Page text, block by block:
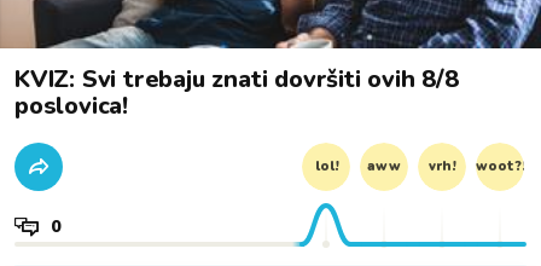
KVIZ: Svi trebaju znati dovršiti ovih 8/8
poslovica!
lol! aww vrh! woot?!
0